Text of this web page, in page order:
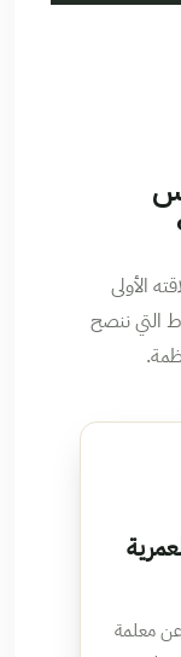
الأولى
التي ننصح
معلمة